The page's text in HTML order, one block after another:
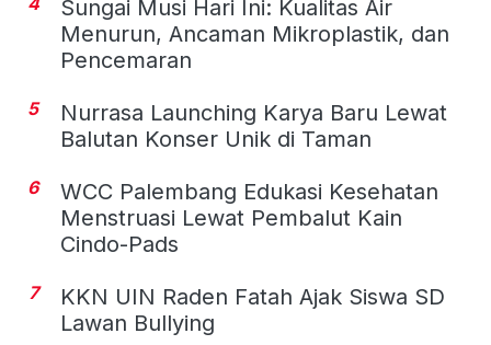
Sungai Musi Hari Ini: Kualitas Air
Menurun, Ancaman Mikroplastik, dan
Pencemaran
5
Nurrasa Launching Karya Baru Lewat
Balutan Konser Unik di Taman
6
WCC Palembang Edukasi Kesehatan
Menstruasi Lewat Pembalut Kain
Cindo-Pads
7
KKN UIN Raden Fatah Ajak Siswa SD
Lawan Bullying